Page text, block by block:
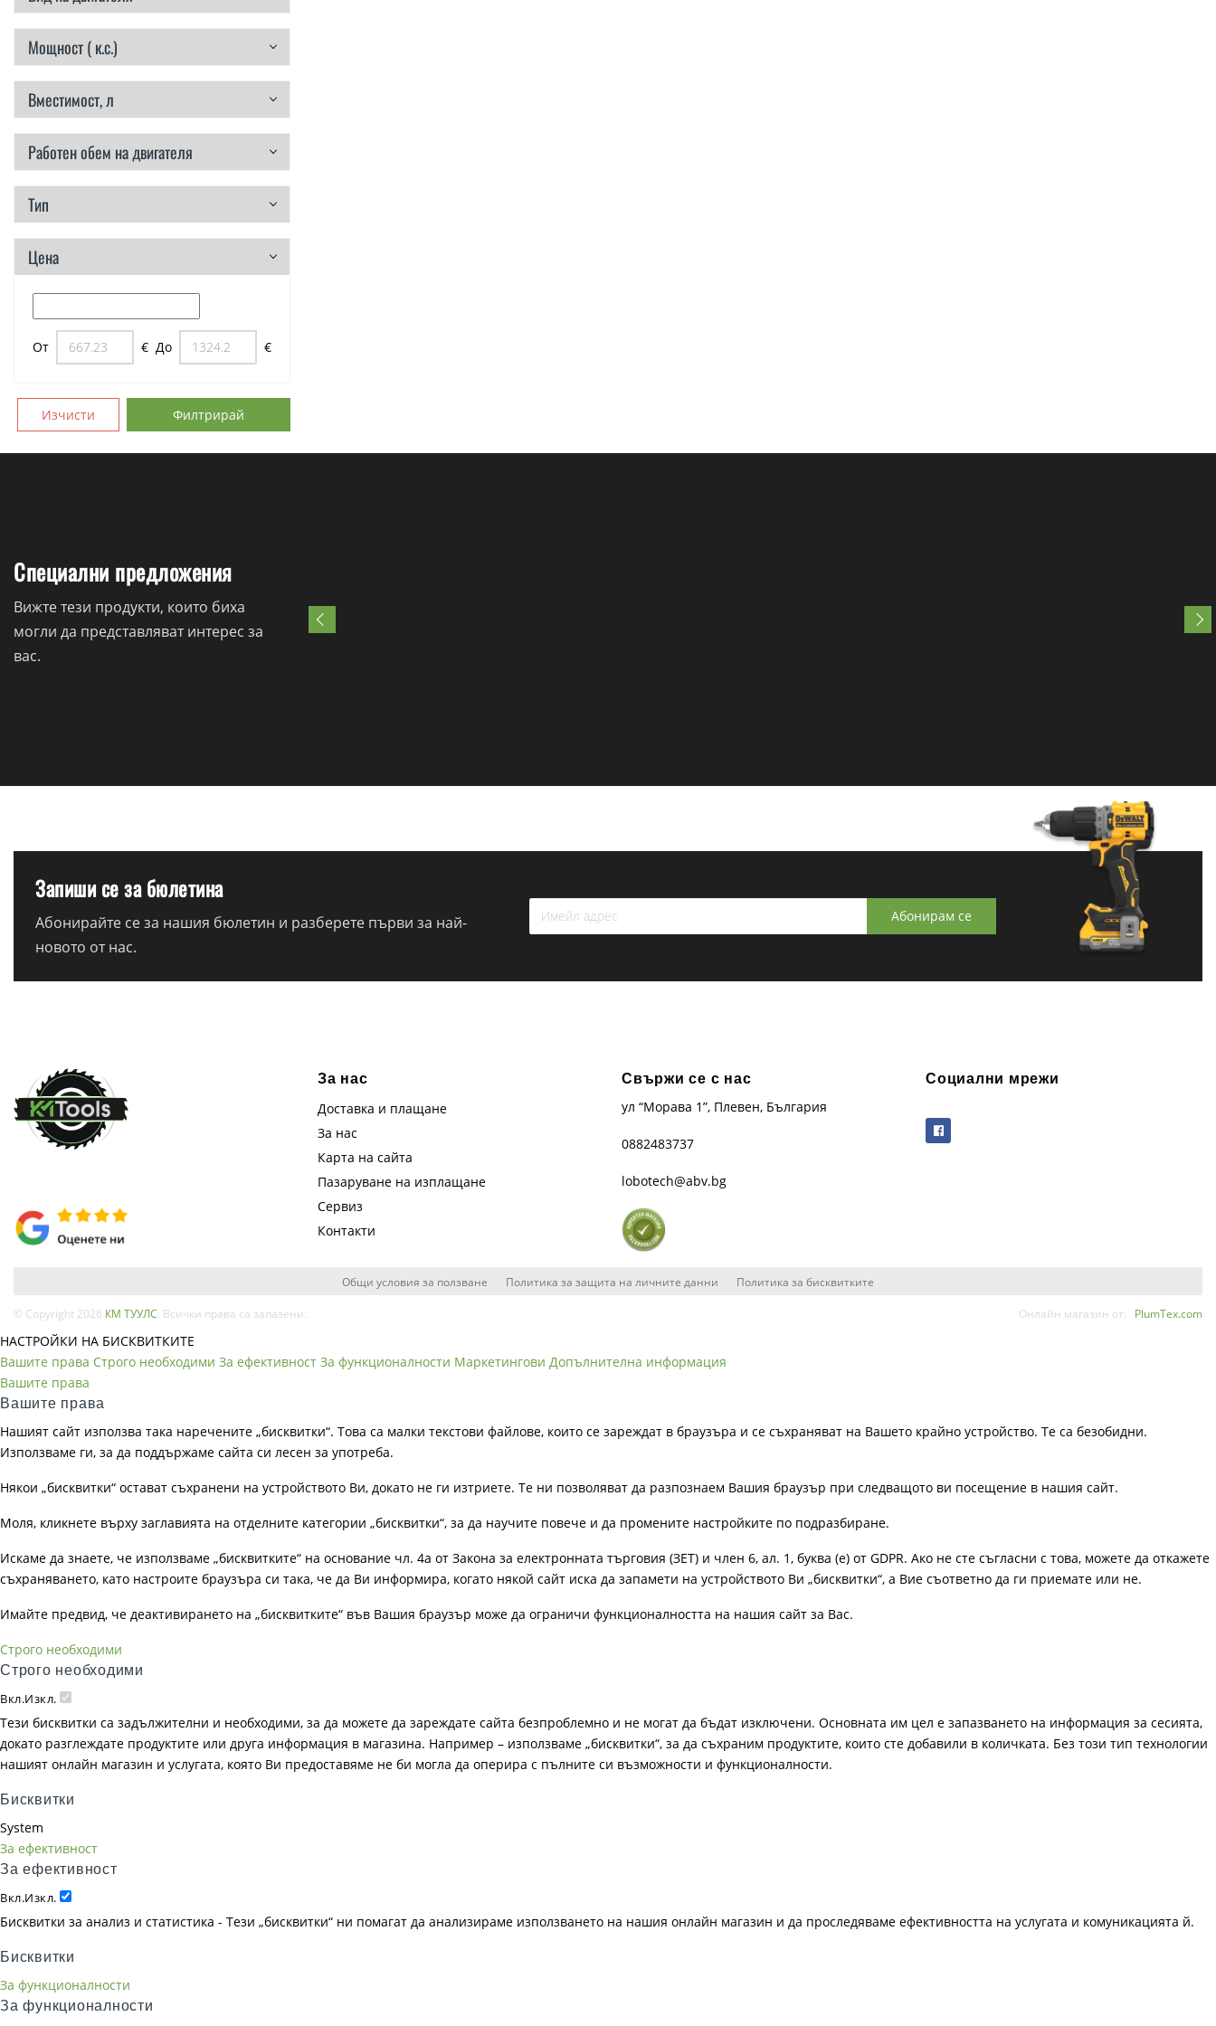
Мощност ( к.с.)
Вместимост, л
Работен обем на двигателя
Тип
Цена
От € До €
Изчисти Филтрирай
Специални предложения
Вижте тези продукти, които биха
могли да представляват интерес за
вас.
Запиши се за бюлетина
Абонирайте се за нашия бюлетин и разберете първи за най-
новото от нас.
Абонирам се
За нас
Доставка и плащане
За нас
Карта на сайта
Пазаруване на изплащане
Сервиз
Контакти
Свържи се с нас
ул “Морава 1”, Плевен, България
0882483737
lobotech@abv.bg
Социални мрежи
Общи условия за ползване Политика за защита на личните данни Политика за бисквитките
© Copyright 2026 КМ ТУУЛС . Всички права са запазени. Онлайн магазин от: PlumTex.com
НАСТРОЙКИ НА БИСКВИТКИТЕ
Вашите права Строго необходими За ефективност За функционалности Маркетингови Допълнителна информация
Вашите права
Вашите права
Нашият сайт използва така наречените „бисквитки“. Това са малки текстови файлове, които се зареждат в браузъра и се съхраняват на Вашето крайно устройство. Те са безобидни.
Използваме ги, за да поддържаме сайта си лесен за употреба.
Някои „бисквитки“ остават съхранени на устройството Ви, докато не ги изтриете. Те ни позволяват да разпознаем Вашия браузър при следващото ви посещение в нашия сайт.
Моля, кликнете върху заглавията на отделните категории „бисквитки“, за да научите повече и да промените настройките по подразбиране.
Искаме да знаете, че използваме „бисквитките“ на основание чл. 4а от Закона за електронната търговия (ЗЕТ) и член 6, ал. 1, буква (е) от GDPR. Ако не сте съгласни с това, можете да откажете
съхраняването, като настроите браузъра си така, че да Ви информира, когато някой сайт иска да запамети на устройството Ви „бисквитки“, а Вие съответно да ги приемате или не.
Имайте предвид, че деактивирането на „бисквитките“ във Вашия браузър може да ограничи функционалността на нашия сайт за Вас.
Строго необходими
Строго необходими
Вкл.Изкл.
Тези бисквитки са задължителни и необходими, за да можете да зареждате сайта безпроблемно и не могат да бъдат изключени. Основната им цел е запазването на информация за сесията,
докато разглеждате продуктите или друга информация в магазина. Например – използваме „бисквитки“, за да съхраним продуктите, които сте добавили в количката. Без този тип технологии
нашият онлайн магазин и услугата, която Ви предоставяме не би могла да оперира с пълните си възможности и функционалности.
Бисквитки
System
За ефективност
За ефективност
Вкл.Изкл.
Бисквитки за анализ и статистика - Тези „бисквитки“ ни помагат да анализираме използването на нашия онлайн магазин и да проследяваме ефективността на услугата и комуникацията й.
Бисквитки
За функционалности
За функционалности